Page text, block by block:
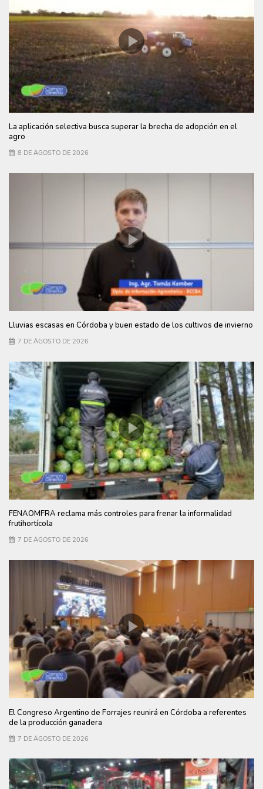
La aplicación selectiva busca superar la brecha de adopción en el
agro
8 DE AGOSTO DE 2026
Lluvias escasas en Córdoba y buen estado de los cultivos de invierno
7 DE AGOSTO DE 2026
FENAOMFRA reclama más controles para frenar la informalidad
frutihortícola
7 DE AGOSTO DE 2026
El Congreso Argentino de Forrajes reunirá en Córdoba a referentes
de la producción ganadera
7 DE AGOSTO DE 2026